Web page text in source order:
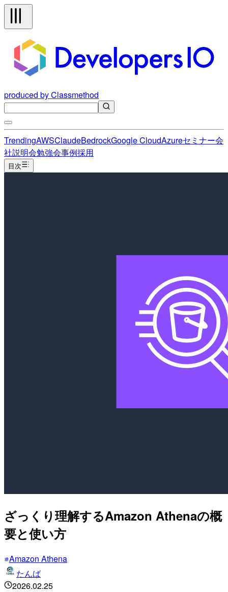
produced by Classmethod
TrendingAWSClaudeBedrockGoogle CloudAzureセミナー会
社説明会勉強会事例採用
目次
ざっくり理解するAmazon Athenaの概
要と使い方
Amazon Athena
たんば
2026.02.25